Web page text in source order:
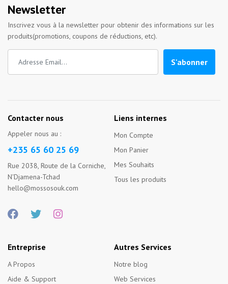
Newsletter
Inscrivez vous à la newsletter pour obtenir des informations sur les
produits(promotions, coupons de réductions, etc).
S'abonner
Contacter nous
Appeler nous au :
+235 65 60 25 69
Rue 2038, Route de la Corniche,
N'Djamena-Tchad
hello@mossosouk.com
Liens internes
Mon Compte
Mon Panier
Mes Souhaits
Tous les produits
Entreprise
A Propos
Aide & Support
Autres Services
Notre blog
Web Services